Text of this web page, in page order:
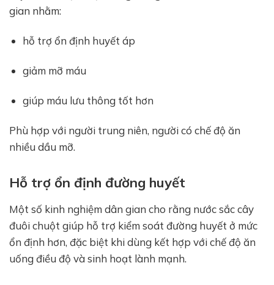
gian nhằm:
hỗ trợ ổn định huyết áp
giảm mỡ máu
giúp máu lưu thông tốt hơn
Phù hợp với người trung niên, người có chế độ ăn
nhiều dầu mỡ.
Hỗ trợ ổn định đường huyết
Một số kinh nghiệm dân gian cho rằng nước sắc cây
đuôi chuột giúp hỗ trợ kiểm soát đường huyết ở mức
ổn định hơn, đặc biệt khi dùng kết hợp với chế độ ăn
uống điều độ và sinh hoạt lành mạnh.